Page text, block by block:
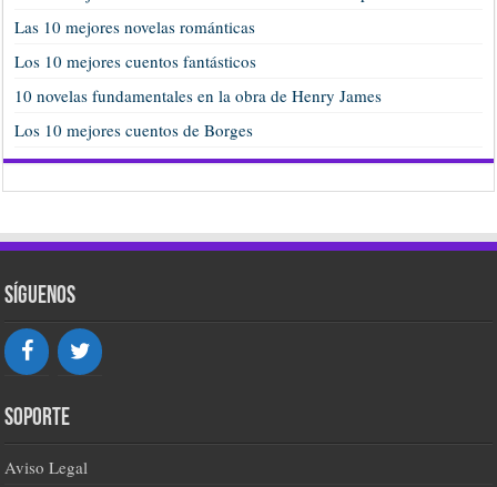
Las 10 mejores novelas románticas
Los 10 mejores cuentos fantásticos
10 novelas fundamentales en la obra de Henry James
Los 10 mejores cuentos de Borges
Síguenos
Soporte
Aviso Legal